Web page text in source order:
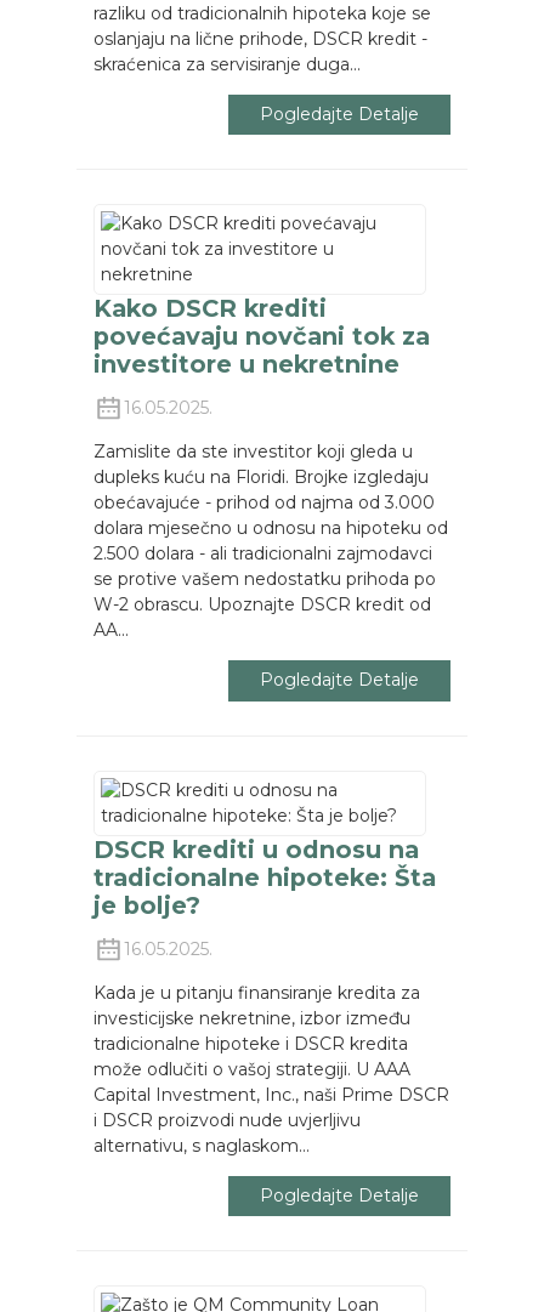
razliku od tradicionalnih hipoteka koje se
oslanjaju na lične prihode, DSCR kredit -
skraćenica za servisiranje duga...
Pogledajte Detalje
Kako DSCR krediti
povećavaju novčani tok za
investitore u nekretnine
16.05.2025.
Zamislite da ste investitor koji gleda u
dupleks kuću na Floridi. Brojke izgledaju
obećavajuće - prihod od najma od 3.000
dolara mjesečno u odnosu na hipoteku od
2.500 dolara - ali tradicionalni zajmodavci
se protive vašem nedostatku prihoda po
W-2 obrascu. Upoznajte DSCR kredit od
AA...
Pogledajte Detalje
DSCR krediti u odnosu na
tradicionalne hipoteke: Šta
je bolje?
16.05.2025.
Kada je u pitanju finansiranje kredita za
investicijske nekretnine, izbor između
tradicionalne hipoteke i DSCR kredita
može odlučiti o vašoj strategiji. U AAA
Capital Investment, Inc., naši Prime DSCR
i DSCR proizvodi nude uvjerljivu
alternativu, s naglaskom...
Pogledajte Detalje